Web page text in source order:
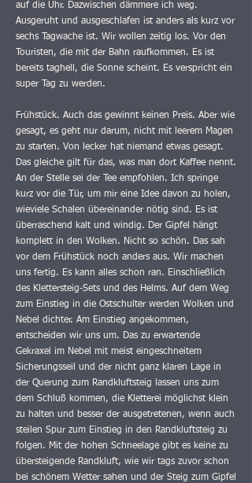
auf die Uhr. Dazwischen dämmere ich weg.
Ausgeruht und ausgeschlafen ist anders als kurz vor
sechs Tagwache ist. Wir wollen zeitig los. Vor den
Touristen, die mit der Bahn raufkommen. Es ist
bereits taghell, die Sonne scheint. Es verspricht ein
super Tag zu werden.
Frühstück. Auch das gewinnt keinen Preis. Aber wie
gesagt, es geht nur darum, nicht mit leerem Magen
zu starten. Von lecker hat niemand etwas gesagt.
Das gleiche gilt für das, was man dort Kaffee nennt.
An der Stelle sei der Tee empfohlen. Ich springe
kurz vor die Tür, um mir eine Idee davon zu holen,
wieviele Schalen übereinander nötig sind. Es ist
überraschend kalt und windig. Der Gipfel hängt
komplett in den Wolken. Nicht so schön. Das sah
vor dem Frühstück noch anders aus. Wir machen
uns fertig. Es kann alles schon ran. Einschließlich
des Klettersteig-Sets und des Helms. Auf dem Weg
zum Einstieg in die Ostschulter werden Wolken und
Nebel dichter. Am Einstieg angekommen,
entscheiden wir uns um. Das zu erwartende
Gekraxel im Nebel mit meist eingeschneitem
Sicherungsseil und der nicht ganz klaren Lage in
der Querung zum Randkluftsteig lassen uns zum
dem Schluß kommen, die Kletterei möglichst klein
zu halten und besser der ausgetretenen, wenn auch
steilen Spur zum Einstieg in den Randkluftsteig zu
folgen. Mit der hohen Schneelage gibt es keine zu
übersteigende Randkluft, wie wir tags zuvor schon
bei schönem Wetter sahen und der Steig zum Gipfel